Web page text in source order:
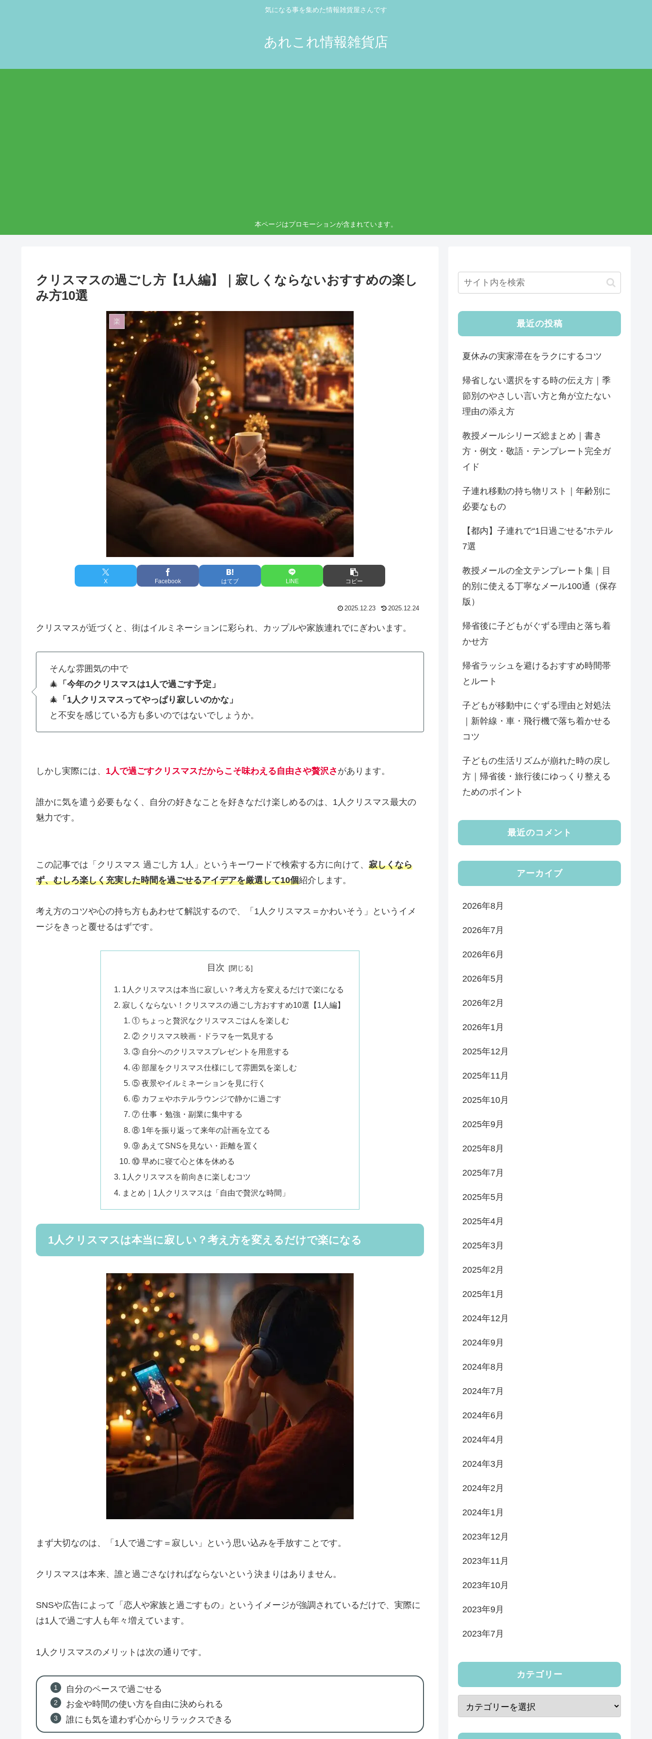
気になる事を集めた情報雑貨屋さんです
あれこれ情報雑貨店
本ページはプロモーションが含まれています。
クリスマスの過ごし方【1人編】｜寂しくならないおすすめの楽し
み方10選
楽
X Facebook はてブ LINE コピー
2025.12.23 2025.12.24
クリスマスが近づくと、街はイルミネーションに彩られ、カップルや家族連れでにぎわいます。
そんな雰囲気の中で
🎄 「今年のクリスマスは1人で過ごす予定」
🎄 「1人クリスマスってやっぱり寂しいのかな」
と不安を感じている方も多いのではないでしょうか。
しかし実際には、 1人で過ごすクリスマスだからこそ味わえる自由さや贅沢さ があります。
誰かに気を遣う必要もなく、自分の好きなことを好きなだけ楽しめるのは、1人クリスマス最大の
魅力です。
この記事では「クリスマス 過ごし方 1人」というキーワードで検索する方に向けて、 寂しくなら
ず、むしろ楽しく充実した時間を過ごせるアイデアを厳選して10個紹介します。
考え方のコツや心の持ち方もあわせて解説するので、「1人クリスマス＝かわいそう」というイメ
ージをきっと覆せるはずです。
目次
1人クリスマスは本当に寂しい？考え方を変えるだけで楽になる
寂しくならない！クリスマスの過ごし方おすすめ10選【1人編】
① ちょっと贅沢なクリスマスごはんを楽しむ
② クリスマス映画・ドラマを一気見する
③ 自分へのクリスマスプレゼントを用意する
④ 部屋をクリスマス仕様にして雰囲気を楽しむ
⑤ 夜景やイルミネーションを見に行く
⑥ カフェやホテルラウンジで静かに過ごす
⑦ 仕事・勉強・副業に集中する
⑧ 1年を振り返って来年の計画を立てる
⑨ あえてSNSを見ない・距離を置く
⑩ 早めに寝て心と体を休める
1人クリスマスを前向きに楽しむコツ
まとめ｜1人クリスマスは「自由で贅沢な時間」
1人クリスマスは本当に寂しい？考え方を変えるだけで楽になる
まず大切なのは、「1人で過ごす＝寂しい」という思い込みを手放すことです。
クリスマスは本来、誰と過ごさなければならないという決まりはありません。
SNSや広告によって「恋人や家族と過ごすもの」というイメージが強調されているだけで、実際に
は1人で過ごす人も年々増えています。
1人クリスマスのメリットは次の通りです。
自分のペースで過ごせる
お金や時間の使い方を自由に決められる
誰にも気を遣わず心からリラックスできる
最近の投稿
夏休みの実家滞在をラクにするコツ
帰省しない選択をする時の伝え方｜季
節別のやさしい言い方と角が立たない
理由の添え方
教授メールシリーズ総まとめ｜書き
方・例文・敬語・テンプレート完全ガ
イド
子連れ移動の持ち物リスト｜年齢別に
必要なもの
【都内】子連れで“1日過ごせる”ホテル
7選
教授メールの全文テンプレート集｜目
的別に使える丁寧なメール100通（保存
版）
帰省後に子どもがぐずる理由と落ち着
かせ方
帰省ラッシュを避けるおすすめ時間帯
とルート
子どもが移動中にぐずる理由と対処法
｜新幹線・車・飛行機で落ち着かせる
コツ
子どもの生活リズムが崩れた時の戻し
方｜帰省後・旅行後にゆっくり整える
ためのポイント
最近のコメント
アーカイブ
2026年8月
2026年7月
2026年6月
2026年5月
2026年2月
2026年1月
2025年12月
2025年11月
2025年10月
2025年9月
2025年8月
2025年7月
2025年5月
2025年4月
2025年3月
2025年2月
2025年1月
2024年12月
2024年9月
2024年8月
2024年7月
2024年6月
2024年4月
2024年3月
2024年2月
2024年1月
2023年12月
2023年11月
2023年10月
2023年9月
2023年7月
カテゴリー